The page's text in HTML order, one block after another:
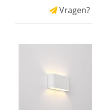
Vragen?